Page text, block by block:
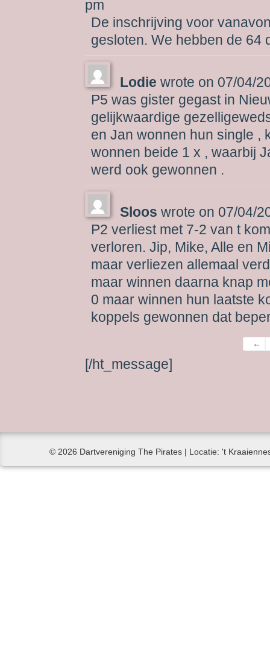
pm
De inschrijving voor
gesloten. We hebben de 64
Lodiewrote on 07/04/
P5 was gister gegast in
gelijkwaardige
en Jan wonnen hun single ,
wonnen beide 1 x , waarbij
werd ook gewonnen .
Slooswrote on 07/04/
P2 verliest met 7-2 van t
verloren. Jip, Mike, Alle en
maar verliezen allemaal
maar winnen daarna knap
0 maar winnen hun laatste
koppels gewonnen dat
←
[/ht_message]
© 2026 Dartvereniging The Pirates | Locatie: 't